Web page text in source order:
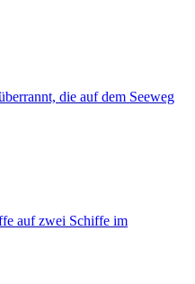
die auf dem Seeweg
auf zwei Schiffe im